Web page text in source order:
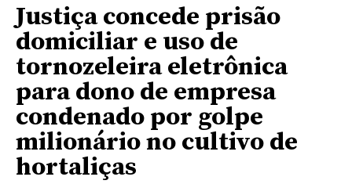
Justiça concede prisão
domiciliar e uso de
tornozeleira eletrônica
para dono de empresa
condenado por golpe
milionário no cultivo de
hortaliças